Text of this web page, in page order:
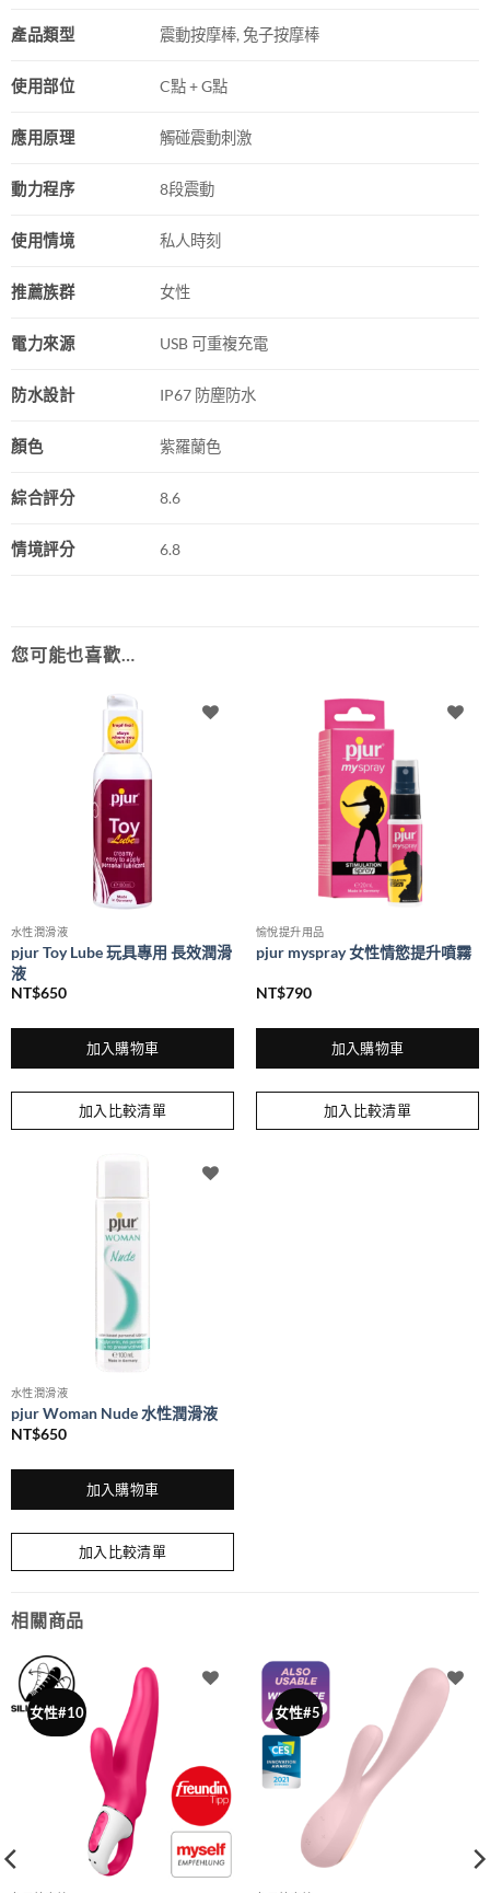
產品類型 震動按摩棒, 兔子按摩棒
使用部位 C點 + G點
應用原理 觸碰震動刺激
動力程序 8段震動
使用情境 私人時刻
推薦族群 女性
電力來源 USB 可重複充電
防水設計 IP67 防塵防水
顏色 紫羅蘭色
綜合評分 8.6
情境評分 6.8
您可能也喜歡…
水性潤滑液
pjur Toy Lube 玩具專用 長效潤滑
液
NT$650
加入購物車
加入比較清單
愉悅提升用品
pjur myspray 女性情慾提升噴霧
NT$790
加入購物車
加入比較清單
水性潤滑液
pjur Woman Nude 水性潤滑液
NT$650
加入購物車
加入比較清單
相關商品
女性#10 女性#5